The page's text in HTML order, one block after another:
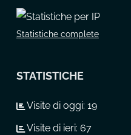
Statistiche complete
STATISTICHE
Visite di oggi: 19
Visite di ieri: 67